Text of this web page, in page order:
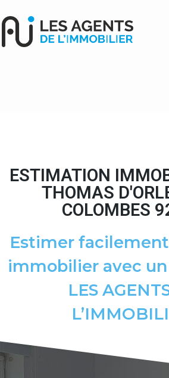
ESTIMATION
THOMAS
COLOMBES
Estimer
immobilier avec
LES